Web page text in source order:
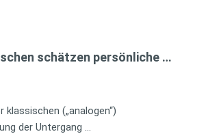
schätzen persönliche …
(„analogen“)
der Untergang …